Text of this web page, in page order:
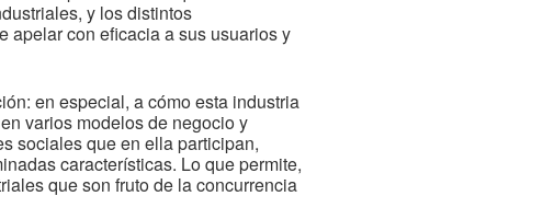
y los distintos
apelar con eficacia a sus usuarios y
en especial, a cómo esta industria
varios modelos de negocio y
sociales que en ella participan,
características. Lo que permite,
que son fruto de la concurrencia